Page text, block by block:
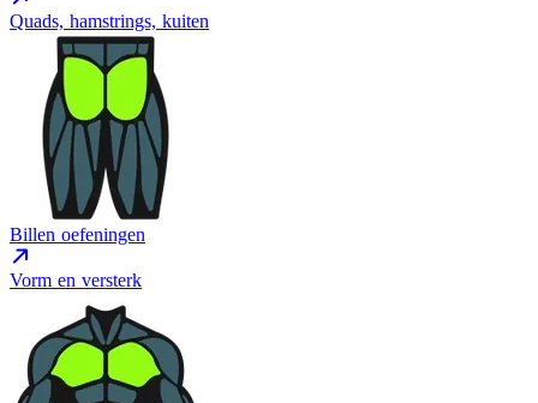
Quads, hamstrings, kuiten
Billen oefeningen
Vorm en versterk